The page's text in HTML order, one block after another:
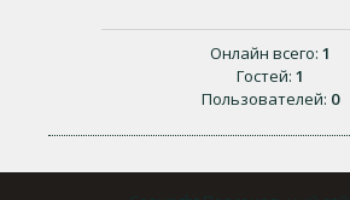
Онлайн всего: 1
Гостей: 1
Пользователей: 0